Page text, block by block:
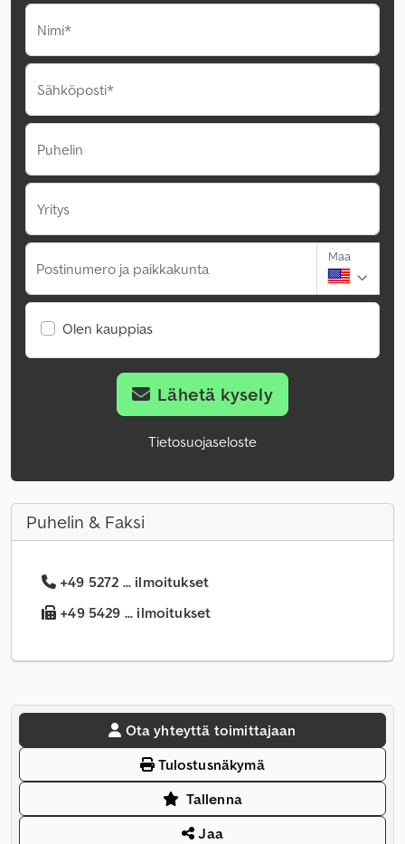
Nimi*
Sähköposti*
Puhelin
Yritys
Postinumero ja paikkakunta
Maa
Olen kauppias
Lähetä kysely
Tietosuojaseloste
Puhelin & Faksi
+49 5272 ... ilmoitukset
+49 5429 ... ilmoitukset
Ota yhteyttä toimittajaan
Tulostusnäkymä
Tallenna
Jaa